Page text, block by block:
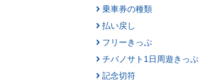
乗車券の種類
払い戻し
フリーきっぷ
チバノサト1日周遊きっぷ
記念切符